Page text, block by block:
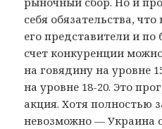
себя обязательства,
его представители и по
счет конкуренции
на говядину на уровне
на уровне 18-20. Это
акция. Хотя полностью
невозможно — Украина